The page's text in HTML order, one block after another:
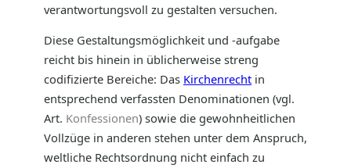
verantwortungsvoll zu gestalten versuchen.
Diese Gestaltungsmöglichkeit und -aufgabe
reicht bis hinein in üblicherweise streng
codifizierte Bereiche: Das Kirchenrecht in
entsprechend verfassten Denominationen (vgl.
Art. Konfessionen) sowie die gewohnheitlichen
Vollzüge in anderen stehen unter dem Anspruch,
weltliche Rechtsordnung nicht einfach zu